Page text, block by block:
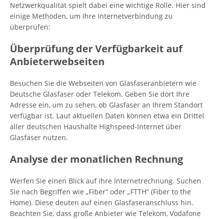
Netzwerkqualität spielt dabei eine wichtige Rolle. Hier sind
einige Methoden, um Ihre Internetverbindung zu
überprüfen:
Überprüfung der Verfügbarkeit auf
Anbieterwebseiten
Besuchen Sie die Webseiten von Glasfaseranbietern wie
Deutsche Glasfaser oder Telekom. Geben Sie dort Ihre
Adresse ein, um zu sehen, ob Glasfaser an Ihrem Standort
verfügbar ist. Laut aktuellen Daten können etwa ein Drittel
aller deutschen Haushalte Highspeed-Internet über
Glasfaser nutzen.
Analyse der monatlichen Rechnung
Werfen Sie einen Blick auf Ihre Internetrechnung. Suchen
Sie nach Begriffen wie „Fiber“ oder „FTTH“ (Fiber to the
Home). Diese deuten auf einen Glasfaseranschluss hin.
Beachten Sie, dass große Anbieter wie Telekom, Vodafone